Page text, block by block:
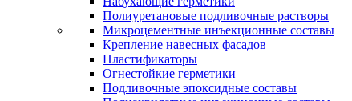
Полиуретановые подливочные растворы
Микроцементные инъекционные составы
Крепление навесных фасадов
Пластификаторы
Огнестойкие герметики
Подливочные эпоксидные составы